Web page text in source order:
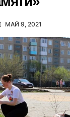
МАЙ 9, 2021